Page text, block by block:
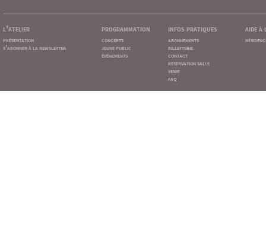
l'atelier
présentation
s'abonner à la newsletter
programmation
concerts
jeune public
événements
infos pratiques
abonnements
billetterie
contact
reservation salle
venir
faq
aide